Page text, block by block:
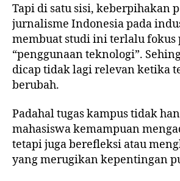
Tapi di satu sisi, keberpihakan
jurnalisme Indonesia pada
membuat studi ini terlalu fokus
“penggunaan teknologi”.
dicap tidak lagi relevan ketika
berubah.
Padahal tugas kampus tidak
mahasiswa kemampuan
tetapi juga berefleksi atau
yang merugikan kepentingan